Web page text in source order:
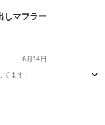
マフラー
6月14日
ます！